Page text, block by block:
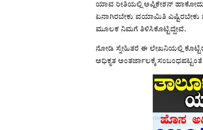
ಯಾವ ರೀತಿಯಲ್ಲಿ ಅಪ್ಲಿಕೇಶನ್
ಏನಾಗಿರಬೇಕು ವಯಾಮಿತಿ
ಮೂಲಕ ನಿಮಗೆ ತಿಳಿಸಿಕೊಟ್ಟಿದ್ದೇವೆ.
ನೋಡಿ ಸ್ನೇಹಿತರೆ ಈ ಲೇಖನಿಯಲ್ಲಿ
ಅಧಿಕೃತ ಅಂತರ್ಜಾಲಕ್ಕೆ